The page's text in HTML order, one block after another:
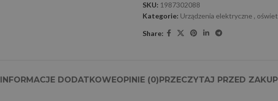
SKU: 1987302088
Kategorie: Urządzenia elektryczne ,
Share:
INFORMACJE DODATKOWEOPINIE (0)PRZECZYTAJ PRZED